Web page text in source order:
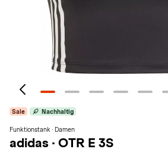
Sale Nachhaltig
Funktionstank · Damen
adidas · OTR E 3S